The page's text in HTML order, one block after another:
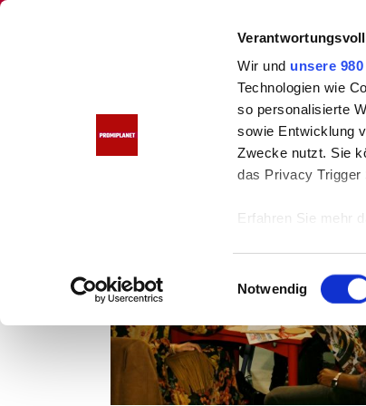
Wir und unsere
Technologien wie
so personalisierte
sowie Entwicklung
Zwecke nutzt. Sie
das Privacy Trigger
Erfahren Sie mehr
Wir verwenden
anbieten zu
Informationen zu
und Analysen
zusammen, die Sie
gesammelt haben.
i
w
i
l
Notwendig
PROMIPLANET
Bela Klentze